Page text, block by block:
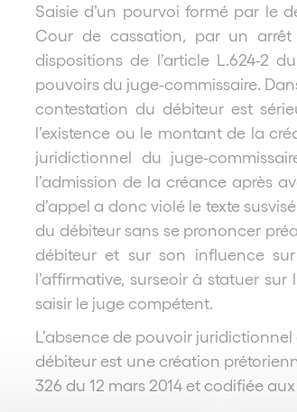
Saisie d’un pourvoi formé par le
Cour de cassation, par un arrêt
dispositions de l’article L.624-2
pouvoirs du juge-commissaire.
contestation du débiteur est
l’existence ou le montant de la
juridictionnel du juge-
l’admission de la créance après
d’appel a donc violé le texte
du débiteur sans se prononcer
débiteur et sur son influence
l’affirmative, surseoir à statuer
saisir le juge compétent.
L’absence de pouvoir
débiteur est une création
326 du 12 mars 2014 et codifiée